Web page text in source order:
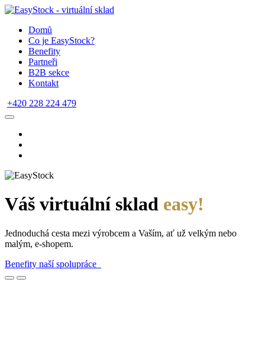
Domů
Co je EasyStock?
Benefity
Partneři
B2B sekce
Kontakt
+420 228 224 479
Váš virtuální sklad easy!
Jednoduchá cesta mezi výrobcem a Vaším, ať už velkým nebo
malým, e-shopem.
Benefity naší spolupráce